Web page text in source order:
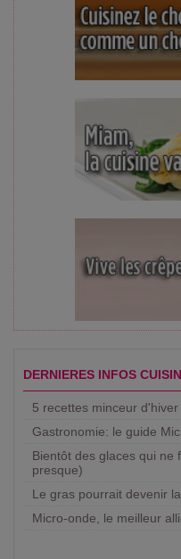
DERNIERES INFOS
5 recettes minceur d'hiver
Gastronomie: le guide
Bientôt des glaces qui ne
presque)
Le gras pourrait devenir
Micro-onde, le meilleur